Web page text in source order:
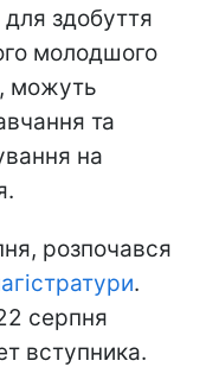
здобуття
молодшого
можуть
та
на
розпочався
.
серпня
вступника.